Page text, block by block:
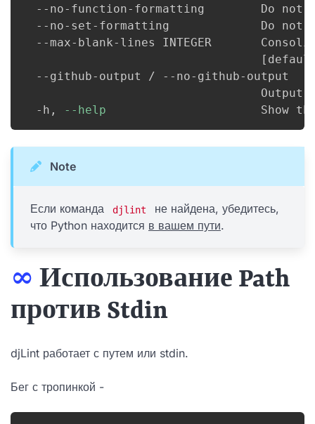
--no-function-formatting        Do not
--no-set-formatting             Do not
--max-blank-lines INTEGER
[
  --github-output / --no-github-output
Output
  -h,
--help
Show
Note
Если команда djlint
не найдена, убедитесь,
что Python находится в вашем пути.
∞ Использование Path
против Stdin
djLint работает с путем или stdin.
Бег с тропинкой -